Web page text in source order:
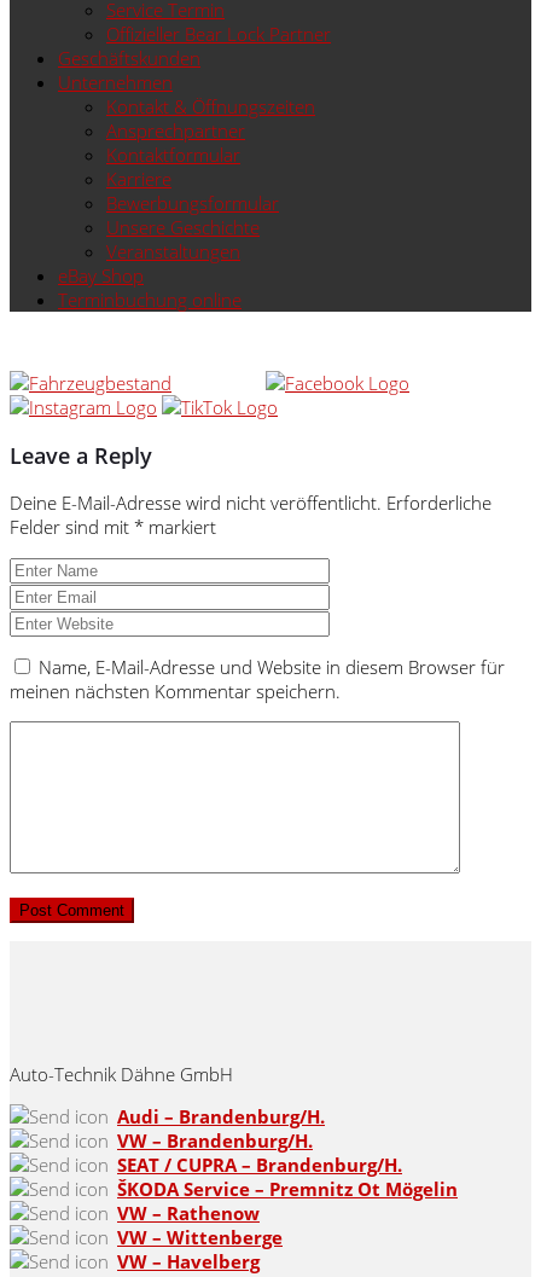
Service Termin
Offizieller Bear Lock Partner
Geschäftskunden
Unternehmen
Kontakt & Öffnungszeiten
Ansprechpartner
Kontaktformular
Karriere
Bewerbungsformular
Unsere Geschichte
Veranstaltungen
eBay Shop
Terminbuchung online
Leave a Reply
Deine E-Mail-Adresse wird nicht veröffentlicht. Erforderliche
Felder sind mit * markiert
Name, E-Mail-Adresse und Website in diesem Browser für
meinen nächsten Kommentar speichern.
Auto-Technik Dähne GmbH
Audi – Brandenburg/H.
VW – Brandenburg/H.
SEAT / CUPRA – Brandenburg/H.
ŠKODA Service – Premnitz Ot Mögelin
VW – Rathenow
VW – Wittenberge
VW – Havelberg